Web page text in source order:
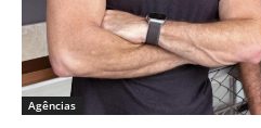
Agências